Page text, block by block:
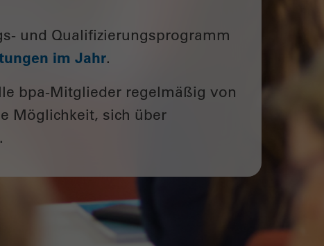
und Qualifizierungsprogramm
im Jahr.
bpa-Mitglieder regelmäßig von
Möglichkeit, sich über